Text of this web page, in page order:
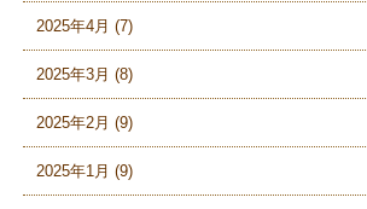
2025年4月 (7)
2025年3月 (8)
2025年2月 (9)
2025年1月 (9)